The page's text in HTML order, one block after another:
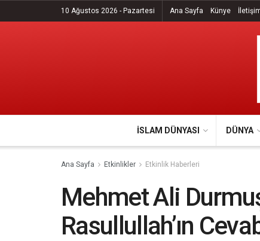
10 Ağustos 2026 - Pazartesi Ana Sayfa Künye
İSLAM DÜNYASI DÜNYA
Ana Sayfa Etkinlikler Etkinlik Haberleri
Mehmet Ali
Rasullullah’ın